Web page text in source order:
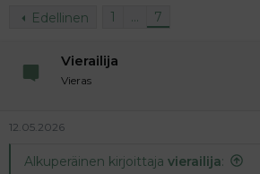
e
u
l
i
e
t
Edellinen
1 … 7
Vierailija
Vieras
12.05.2026
Alkuperäinen kirjoittaja vierailija: